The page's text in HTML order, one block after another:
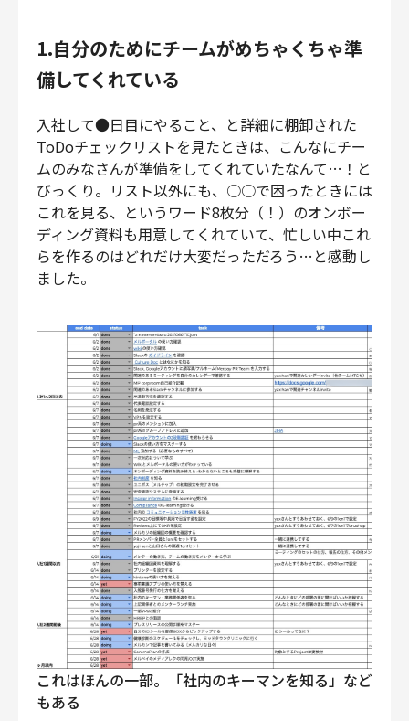
1.自分のためにチームがめちゃくちゃ準
備してくれている
入社して●日目にやること、と詳細に棚卸された
ToDoチェックリストを見たときは、こんなにチー
ムのみなさんが準備をしてくれていたなんて…！と
びっくり。リスト以外にも、○○で困ったときには
これを見る、というワード8枚分（！）のオンボー
ディング資料も用意してくれていて、忙しい中これ
らを作るのはどれだけ大変だっただろう…と感動し
ました。
これはほんの一部。「社内のキーマンを知る」など
もある